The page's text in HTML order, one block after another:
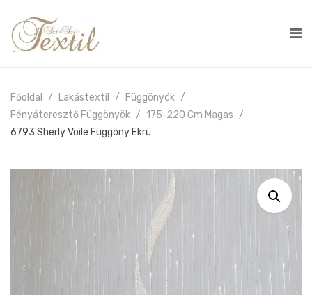
Főoldal Lakástextil
Függönyök
Fényáteresztő Függönyök
175-220 Cm Magas
6793 Sherly Voile Függöny Ekrü